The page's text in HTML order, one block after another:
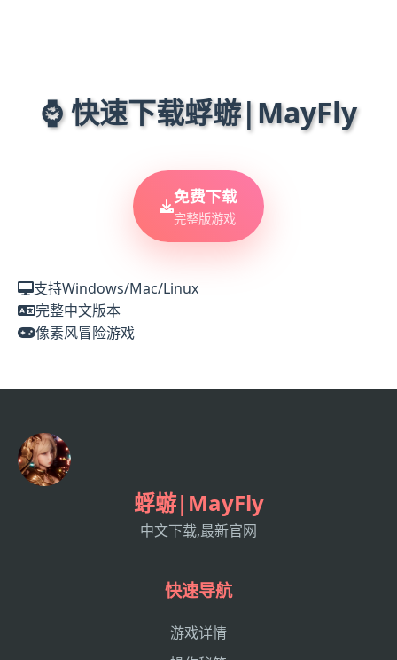
⌚ 快速下载蜉蝣|MayFly
免费下载
完整版游戏
支持Windows/Mac/Linux
完整中文版本
像素风冒险游戏
蜉蝣|MayFly
中文下载,最新官网
快速导航
游戏详情